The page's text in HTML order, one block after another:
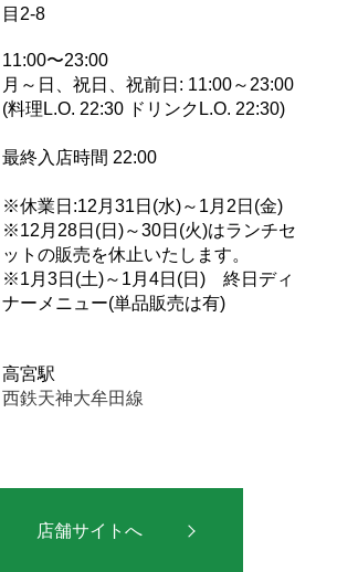
目2-8
11:00〜23:00
月～日、祝日、祝前日: 11:00～23:00
(料理L.O. 22:30 ドリンクL.O. 22:30)
最終入店時間 22:00
※休業日:12月31日(水)～1月2日(金)
※12月28日(日)～30日(火)はランチセ
ットの販売を休止いたします。
※1月3日(土)～1月4日(日) 終日ディ
ナーメニュー(単品販売は有)
高宮駅
西鉄天神大牟田線
店舗サイトへ